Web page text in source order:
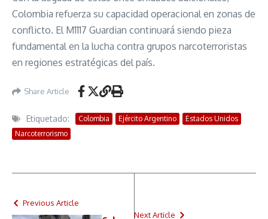
Colombia refuerza su capacidad operacional en zonas de
conflicto. El M1117 Guardian continuará siendo pieza
fundamental en la lucha contra grupos narcoterroristas
en regiones estratégicas del país.
Share Article
Etiquetado: Colombia Ejército Argentino
Estados Unidos
Narcoterrorismo
Previous Article
Next Article